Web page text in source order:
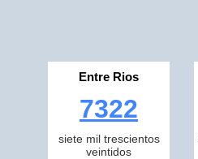
Entre Rios
7322
siete mil trescientos
veintidos